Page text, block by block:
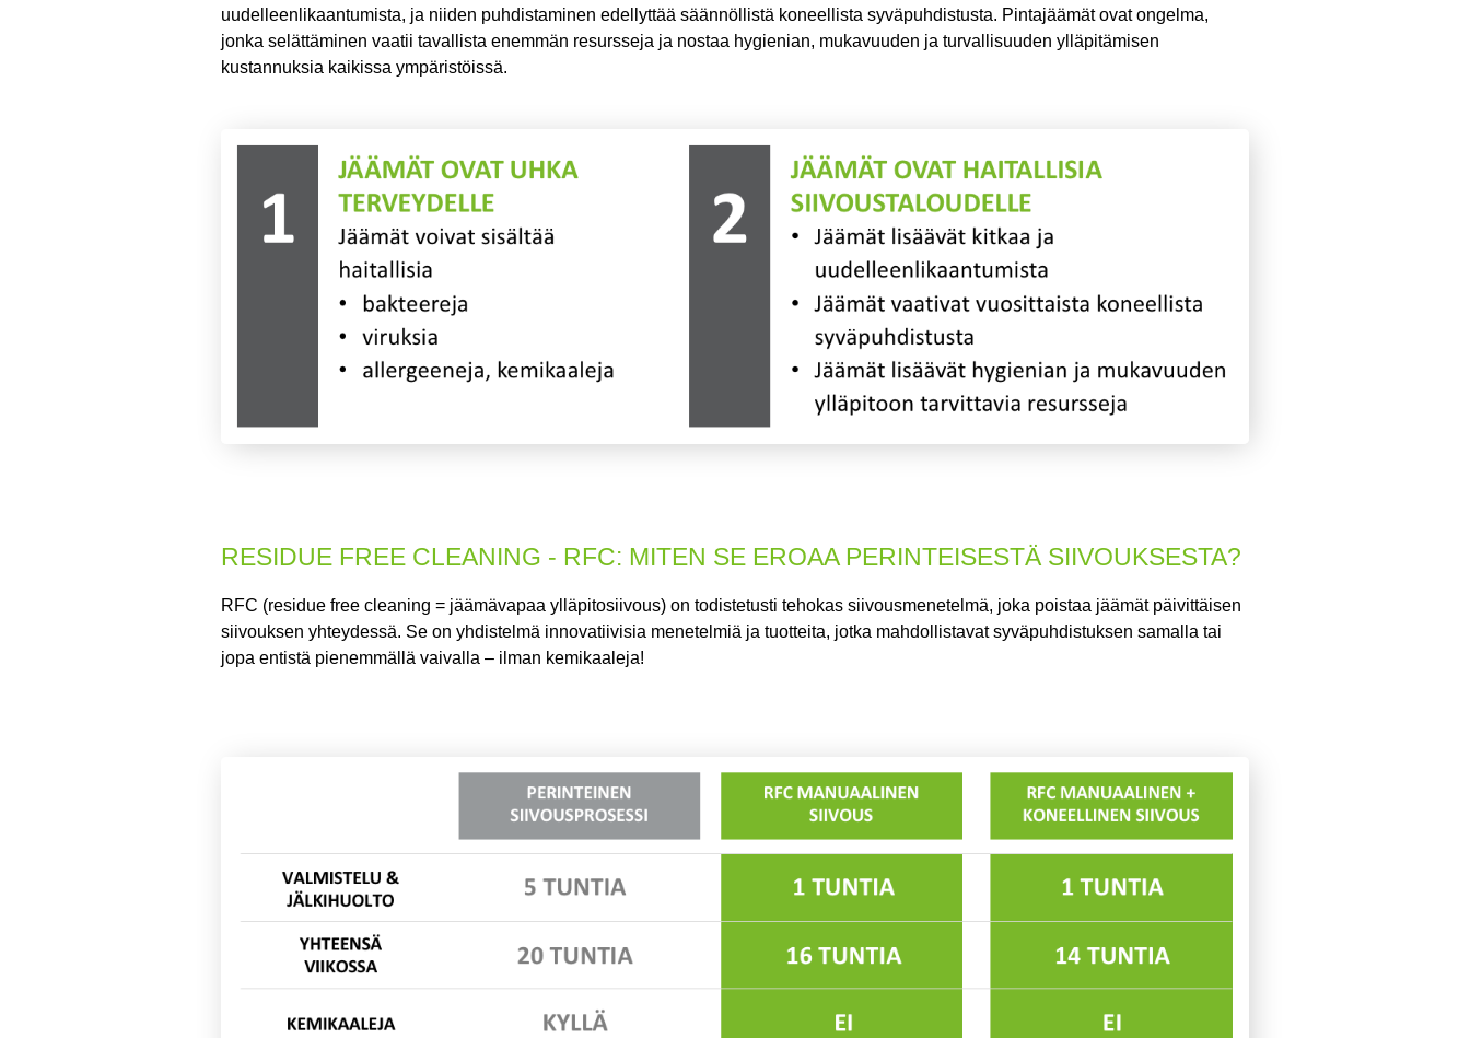
uudelleenlikaantumista, ja niiden puhdistaminen edellyttää säännöllistä koneellista syväpuhdistusta. Pintajäämät ovat ongelma,
jonka selättäminen vaatii tavallista enemmän resursseja ja nostaa hygienian, mukavuuden ja turvallisuuden ylläpitämisen
kustannuksia kaikissa ympäristöissä.
RESIDUE FREE CLEANING - RFC: MITEN SE EROAA PERINTEISESTÄ SIIVOUKSESTA?
RFC (residue free cleaning = jäämävapaa ylläpitosiivous) on todistetusti tehokas siivousmenetelmä, joka poistaa jäämät päivittäisen
siivouksen yhteydessä. Se on yhdistelmä innovatiivisia menetelmiä ja tuotteita, jotka mahdollistavat syväpuhdistuksen samalla tai
jopa entistä pienemmällä vaivalla – ilman kemikaaleja!